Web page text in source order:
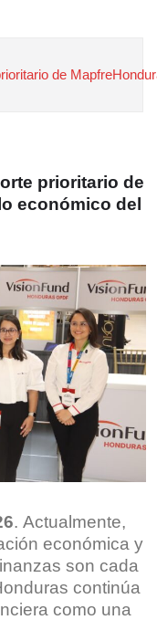
de
prioritario de
económico del
. Actualmente,
económica y
son cada
continúa
como una